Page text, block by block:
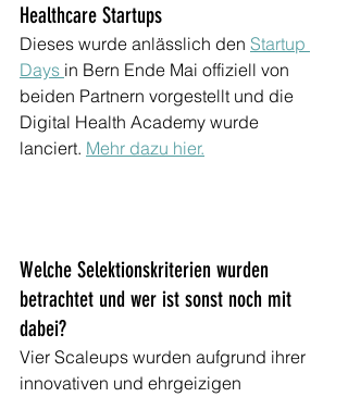
Healthcare Startups
Dieses wurde anlässlich den Startup
Days in Bern Ende Mai offiziell von
beiden Partnern vorgestellt und die
Digital Health Academy wurde
lanciert. Mehr dazu hier.
Welche Selektionskriterien wurden
betrachtet und wer ist sonst noch mit
dabei?
Vier Scaleups wurden aufgrund ihrer
innovativen und ehrgeizigen